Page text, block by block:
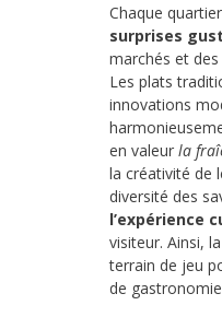
Chaque
surprises
marchés et
Les plats
innovations
en valeur la
la créativité de
diversité des
l’expérience
visiteur. Ainsi,
terrain de jeu
de